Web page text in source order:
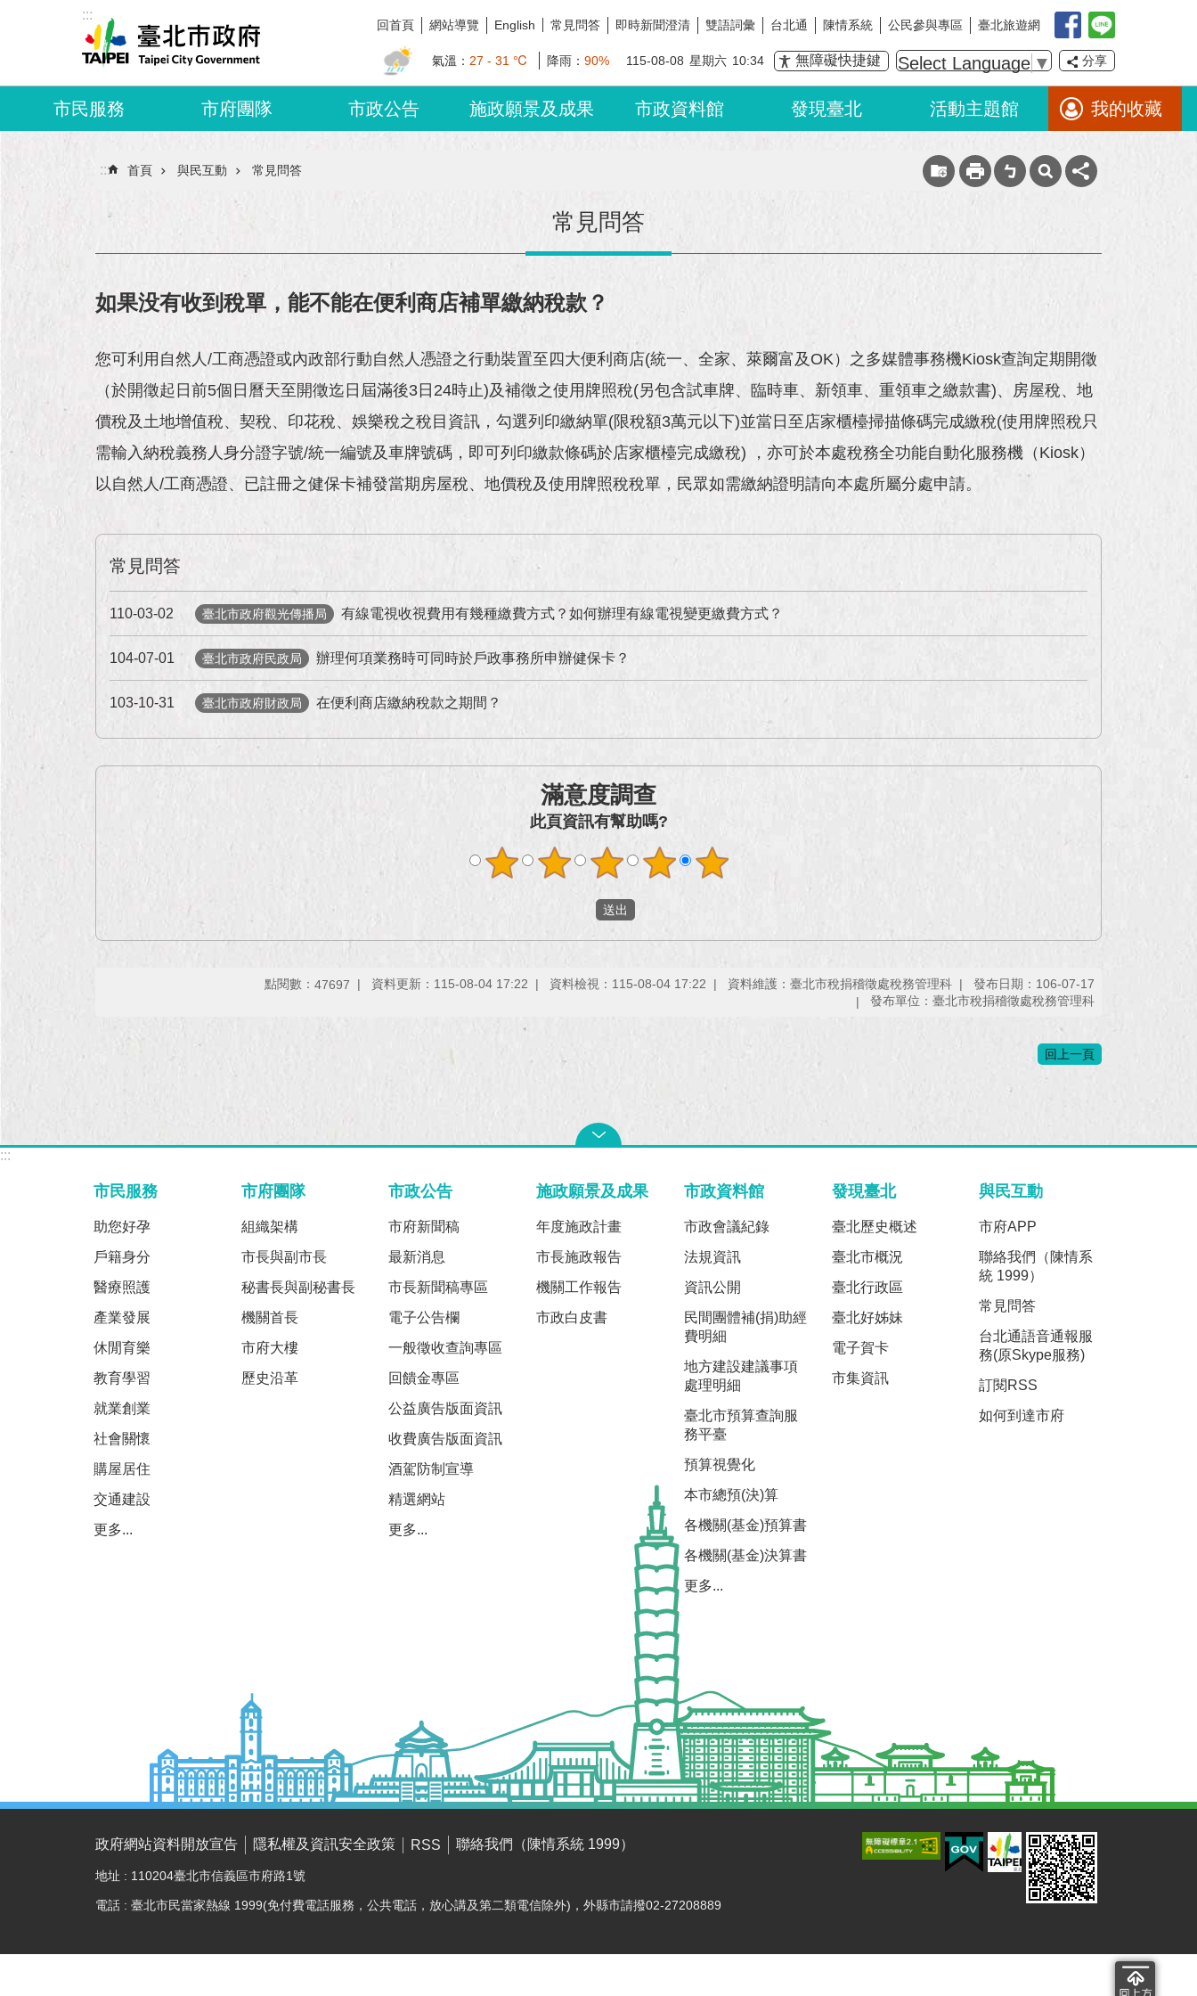
跳到主要內容區塊
:::
回首頁 網站導覽 English 常見問答 即時新聞澄清 雙語詞彙 台北通 陳情系統 公民參與專區 臺北旅遊網
氣溫： 27 - 31 ℃ 降雨： 90% 115-08-08 星期六 10:34 無障礙快捷鍵 Select Language ▼ 分享
市民服務 市府團隊 市政公告 施政願景及成果 市政資料館 發現臺北 活動主題館 我的收藏
::: 首頁 與民互動 常見問答
常見問答
如果没有收到稅單，能不能在便利商店補單繳納稅款？
您可利用自然人/工商憑證或內政部行動自然人憑證之行動裝置至四大便利商店(統一、全家、萊爾富及OK）之多媒體事務機Kiosk查詢定期開徵
（於開徵起日前5個日曆天至開徵迄日屆滿後3日24時止)及補徵之使用牌照稅(另包含試車牌、臨時車、新領車、重領車之繳款書)、房屋稅、地
價稅及土地增值稅、契稅、印花稅、娛樂稅之稅目資訊，勾選列印繳納單(限稅額3萬元以下)並當日至店家櫃檯掃描條碼完成繳稅(使用牌照稅只
需輸入納稅義務人身分證字號/統一編號及車牌號碼，即可列印繳款條碼於店家櫃檯完成繳稅) ，亦可於本處稅務全功能自動化服務機（Kiosk）
以自然人/工商憑證、已註冊之健保卡補發當期房屋稅、地價稅及使用牌照稅稅單，民眾如需繳納證明請向本處所屬分處申請。
常見問答
110-03-02 臺北市政府觀光傳播局 有線電視收視費用有幾種繳費方式？如何辦理有線電視變更繳費方式？
104-07-01 臺北市政府民政局 辦理何項業務時可同時於戶政事務所申辦健保卡？
103-10-31 臺北市政府財政局 在便利商店繳納稅款之期間？
滿意度調查
此頁資訊有幫助嗎?
點閱數： 47697 資料更新：115-08-04 17:22 資料檢視：115-08-04 17:22 資料維護：臺北市稅捐稽徵處稅務管理科
發布日期：106-07-17
發布單位：臺北市稅捐稽徵處稅務管理科
回上一頁
:::
市民服務
助您好孕
戶籍身分
醫療照護
產業發展
休閒育樂
教育學習
就業創業
社會關懷
購屋居住
交通建設
更多...
市府團隊
組織架構
市長與副市長
秘書長與副秘書長
機關首長
市府大樓
歷史沿革
市政公告
市府新聞稿
最新消息
市長新聞稿專區
電子公告欄
一般徵收查詢專區
回饋金專區
公益廣告版面資訊
收費廣告版面資訊
酒駕防制宣導
精選網站
更多...
施政願景及成果
年度施政計畫
市長施政報告
機關工作報告
市政白皮書
市政資料館
市政會議紀錄
法規資訊
資訊公開
民間團體補(捐)助經
費明細
地方建設建議事項
處理明細
臺北市預算查詢服
務平臺
預算視覺化
本市總預(決)算
各機關(基金)預算書
各機關(基金)決算書
更多...
發現臺北
臺北歷史概述
臺北市概況
臺北行政區
臺北好姊妹
電子賀卡
市集資訊
與民互動
市府APP
聯絡我們（陳情系
統 1999）
常見問答
台北通語音通報服
務(原Skype服務)
訂閱RSS
如何到達市府
政府網站資料開放宣告 隱私權及資訊安全政策 RSS 聯絡我們（陳情系統 1999）
地址 : 110204臺北市信義區市府路1號
電話 : 臺北市民當家熱線 1999(免付費電話服務，公共電話，放心講及第二類電信除外)，外縣市請撥02-27208889